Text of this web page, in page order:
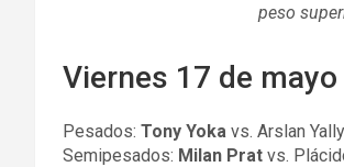
peso
Viernes 17 de mayo
Pesados: Tony Yoka vs. Arslan
Semipesados: Milan Prat vs.